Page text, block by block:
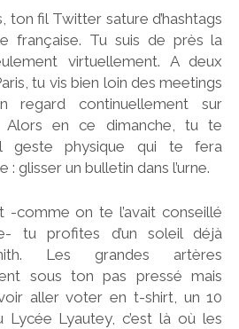
ton fil Twitter sature d’hashtags
française. Tu suis de près la
virtuellement. A deux
tu vis bien loin des meetings
regard continuellement sur
Alors en ce dimanche, tu te
geste physique qui te fera
: glisser un bulletin dans l’urne.
-comme on te l’avait conseillé
tu profites d’un soleil déjà
Les grandes artères
sous ton pas pressé mais
aller voter en t-shirt, un 10
Lycée Lyautey, c’est là où les